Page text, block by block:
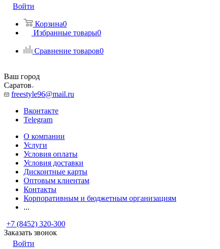
Войти
Корзина0
Избранные товары0
Сравнение товаров0
Ваш город
Саратов
freestyle96@mail.ru
Вконтакте
Telegram
О компании
Услуги
Условия оплаты
Условия доставки
Дисконтные карты
Оптовым клиентам
Контакты
Корпоративным и бюджетным организациям
...
+7 (8452) 320-300
Заказать звонок
Войти